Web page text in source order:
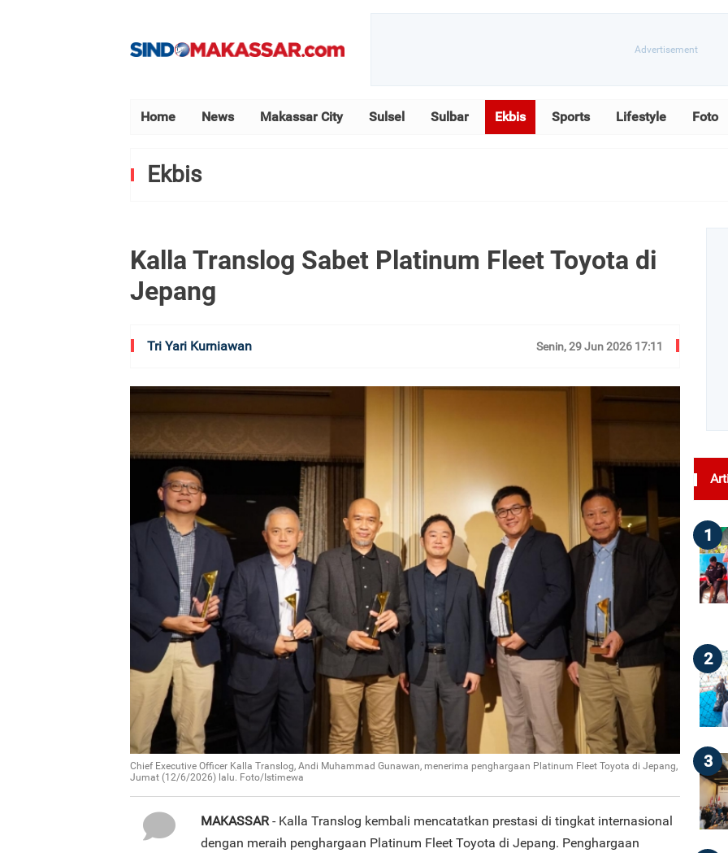
Home News Makassar City Sulsel Sulbar Ekbis Sports Lifestyle Foto
Ekbis
Kalla Translog Sabet Platinum Fleet Toyota di
Jepang
Tri Yari Kurniawan Senin, 29 Jun 2026 17:11
Chief Executive Officer Kalla Translog, Andi Muhammad Gunawan, menerima penghargaan Platinum Fleet Toyota di Jepang,
Jumat (12/6/2026) lalu. Foto/Istimewa
MAKASSAR- Kalla Translog kembali mencatatkan prestasi di tingkat internasional
dengan meraih penghargaan Platinum Fleet Toyota di Jepang. Penghargaan
1
2
3